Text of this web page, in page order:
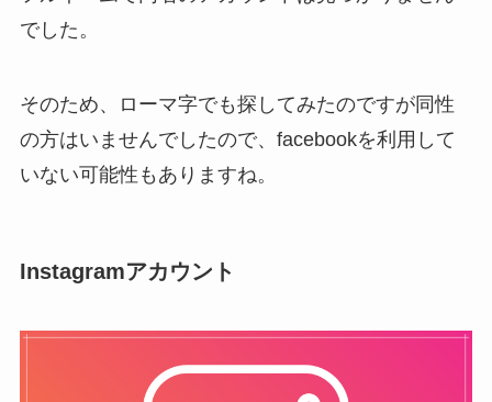
でした。
そのため、ローマ字でも探してみたのですが同性
の方はいませんでしたので、facebookを利用して
いない可能性もありますね。
Instagramアカウント